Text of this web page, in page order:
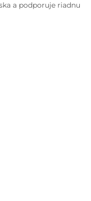
a podporuje riadnu